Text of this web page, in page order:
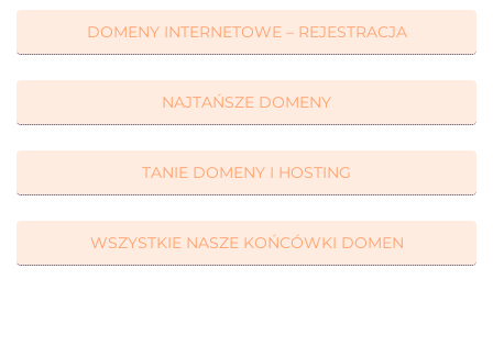
DOMENY INTERNETOWE – REJESTRACJA
NAJTAŃSZE DOMENY
TANIE DOMENY I HOSTING
WSZYSTKIE NASZE KOŃCÓWKI DOMEN